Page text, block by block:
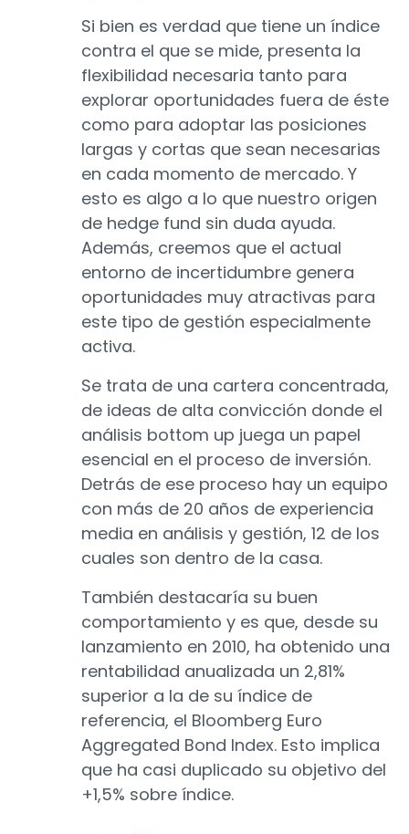
Si bien es verdad que tiene un índice
contra el que se mide, presenta la
flexibilidad necesaria tanto para
explorar oportunidades fuera de éste
como para adoptar las posiciones
largas y cortas que sean necesarias
en cada momento de mercado. Y
esto es algo a lo que nuestro origen
de hedge fund sin duda ayuda.
Además, creemos que el actual
entorno de incertidumbre genera
oportunidades muy atractivas para
este tipo de gestión especialmente
activa.
Se trata de una cartera concentrada,
de ideas de alta convicción donde el
análisis bottom up juega un papel
esencial en el proceso de inversión.
Detrás de ese proceso hay un equipo
con más de 20 años de experiencia
media en análisis y gestión, 12 de los
cuales son dentro de la casa.
También destacaría su buen
comportamiento y es que, desde su
lanzamiento en 2010, ha obtenido una
rentabilidad anualizada un 2,81%
superior a la de su índice de
referencia, el Bloomberg Euro
Aggregated Bond Index. Esto implica
que ha casi duplicado su objetivo del
+1,5% sobre índice.